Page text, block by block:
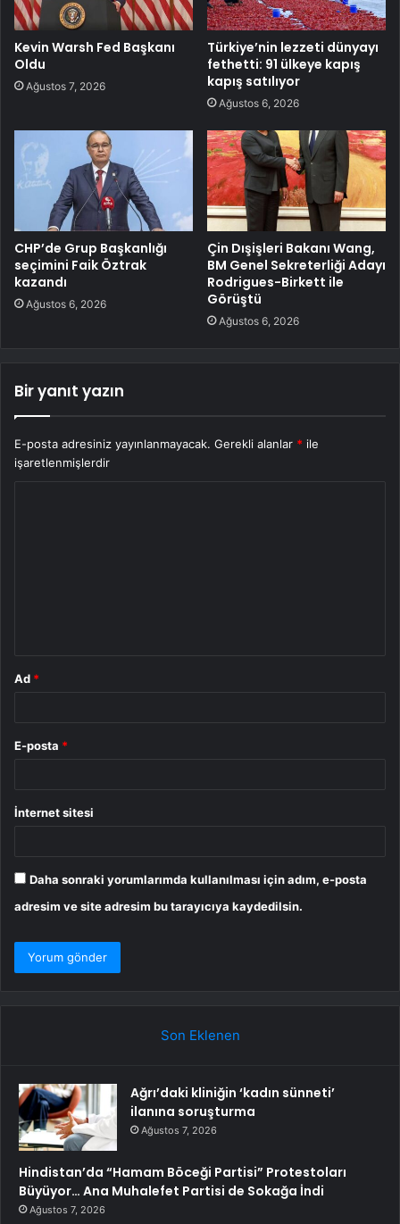
Kevin Warsh Fed Başkanı
Oldu
Ağustos 7, 2026
Türkiye’nin lezzeti dünyayı
fethetti: 91 ülkeye kapış
kapış satılıyor
Ağustos 6, 2026
CHP’de Grup Başkanlığı
seçimini Faik Öztrak
kazandı
Ağustos 6, 2026
Çin Dışişleri Bakanı Wang,
BM Genel Sekreterliği Adayı
Rodrigues-Birkett ile
Görüştü
Ağustos 6, 2026
Bir yanıt yazın
E-posta adresiniz yayınlanmayacak. Gerekli alanlar * ile
işaretlenmişlerdir
Ad *
E-posta *
İnternet sitesi
Daha sonraki yorumlarımda kullanılması için adım, e-posta
adresim ve site adresim bu tarayıcıya kaydedilsin.
Son Eklenen
Ağrı’daki kliniğin ‘kadın sünneti’
ilanına soruşturma
Ağustos 7, 2026
Hindistan’da “Hamam Böceği Partisi” Protestoları
Büyüyor… Ana Muhalefet Partisi de Sokağa İndi
Ağustos 7, 2026